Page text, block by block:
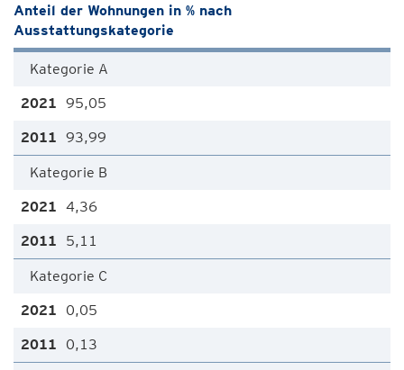
Anteil der Wohnungen in % nach
Ausstattungskategorie
Kategorie A
95,05
93,99
Kategorie B
4,36
5,11
Kategorie C
0,05
0,13